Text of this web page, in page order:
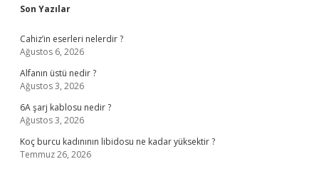
Sidebar
Son Yazılar
Cahiz’in eserleri nelerdir ?
Ağustos 6, 2026
Alfanın üstü nedir ?
Ağustos 3, 2026
6A şarj kablosu nedir ?
Ağustos 3, 2026
Koç burcu kadınının libidosu ne kadar yüksektir ?
Temmuz 26, 2026